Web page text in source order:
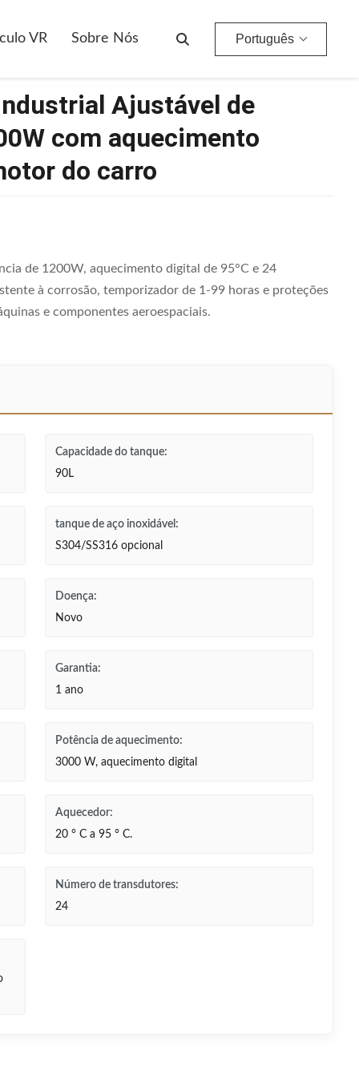
VR Sobre Nós Português
Digital Para Peças Do Motor Do Carro
Ajustável de
com aquecimento
do carro
de 1200W, aquecimento digital de 95°C e 24
à corrosão, temporizador de 1-99 horas e proteções
e componentes aeroespaciais.
Capacidade do tanque:
90L
tanque de aço inoxidável:
S304/SS316 opcional
Doença:
Novo
Garantia:
1 ano
Potência de aquecimento:
3000 W, aquecimento digital
Aquecedor:
20 ° C a 95 ° C.
Número de transdutores:
24